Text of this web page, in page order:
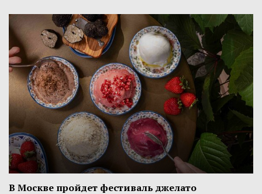
В Москве пройдет фестиваль джелато